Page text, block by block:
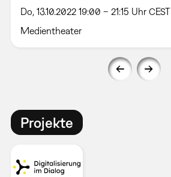
Do, 13.10.2022 19:00 – 21:15 Uhr CEST
Medientheater
Projekte